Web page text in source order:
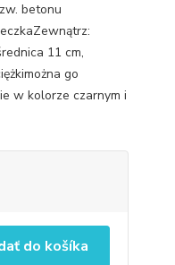
betonu
11 cm,
go
w kolorze czarnym i
do košíka